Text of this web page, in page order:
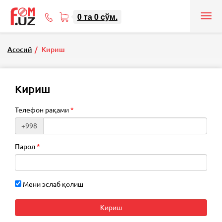
0та0cўм.
08-
Асосий Кириш
Кириш
Телефон рақами
+998
Парол
Мени эслаб қолиш
Кириш